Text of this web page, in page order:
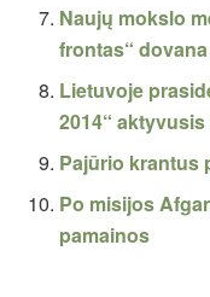
Naujų mokslo
frontas“
Lietuvoje
2014“
Pajūrio krantus
Po misijos
pamainos